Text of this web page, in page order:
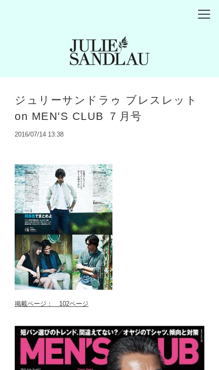
ジュリーサンドラゥ ブレスレット
on MEN'S CLUB ７月号
2016/07/14 13:38
掲載ページ： 102ページ